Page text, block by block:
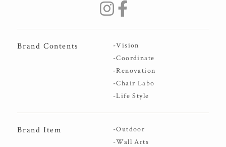
Brand Contents
-Vision
-Coordinate
-Renovation
-Chair Labo
-Life Style
Brand Item
-Outdoor
-Wall Arts